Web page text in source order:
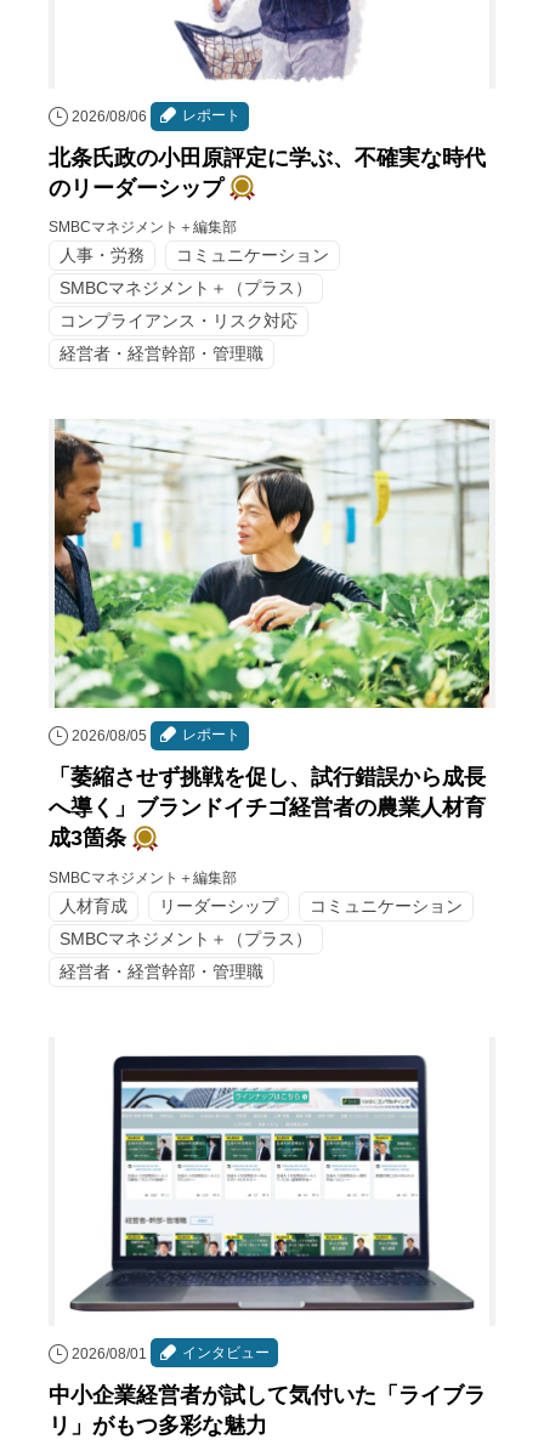
2026/08/06 レポート
北条氏政の小田原評定に学ぶ、不確実な時代
のリーダーシップ
SMBCマネジメント＋編集部
人事・労務
コミュニケーション
SMBCマネジメント＋（プラス）
コンプライアンス・リスク対応
経営者・経営幹部・管理職
2026/08/05 レポート
「萎縮させず挑戦を促し、試行錯誤から成長
へ導く」ブランドイチゴ経営者の農業人材育
成3箇条
SMBCマネジメント＋編集部
人材育成 リーダーシップ
コミュニケーション
SMBCマネジメント＋（プラス）
経営者・経営幹部・管理職
2026/08/01 インタビュー
中小企業経営者が試して気付いた「ライブラ
リ」がもつ多彩な魅力